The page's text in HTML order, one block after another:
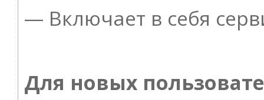
— Включает в себя
Для новых